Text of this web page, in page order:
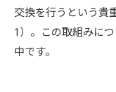
交換を行うという貴
1）。この取組みに
中です。